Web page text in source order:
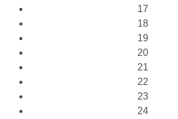
17
18
19
20
21
22
23
24